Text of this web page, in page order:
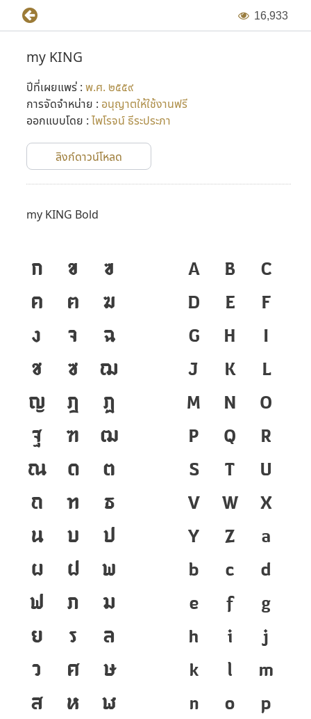
16,933
my KING
ปีที่เผยแพร่ : พ.ศ. ๒๕๕๙
การจัดจำหน่าย : อนุญาตให้ใช้งานฟรี
ออกแบบโดย : ไพโรจน์ ธีระประภา
ลิงก์ดาวน์โหลด
my KING Bold
ก ข
ฃ
ค
ฅ
ฆ
ง
จ
ฉ
ช
ซ
ฌ
ญ
ฎ
ฏ
ฐ
ฑ
ฒ
ณ
ด
ต
ถ
ท
ธ
น
บ
ป
ผ
ฝ
พ
ฟ
ภ
ม
ย
ร
ล
ว
ศ
ษ
ส
ห
ฬ
A B
C
D
E
F
G
H
I
J
K
L
M
N
O
P
Q
R
S
T
U
V
W
X
Y
Z
a
b
c
d
e
f
g
h
i
j
k
l
m
n
o
p